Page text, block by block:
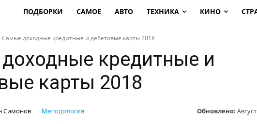
ПОДБОРКИ САМОЕ АВТО ТЕХНИКА КИНО
Самые доходные кредитные и дебетовые карты 2018
кредитные и
карты 2018
Симонов Обновлено:
Методология